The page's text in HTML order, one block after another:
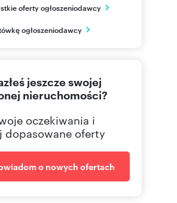
oferty ogłoszeniodawcy
ogłoszeniodawcy
jeszcze swojej
nieruchomości?
oczekiwania i
dopasowane oferty
o nowych ofertach